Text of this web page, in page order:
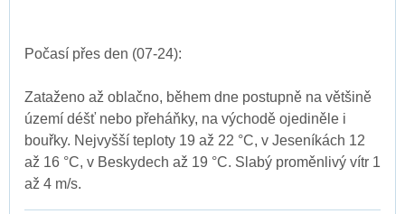
Počasí přes den (07-24):
Zataženo až oblačno, během dne postupně na většině
území déšť nebo přeháňky, na východě ojediněle i
bouřky. Nejvyšší teploty 19 až 22 °C, v Jeseníkách 12
až 16 °C, v Beskydech až 19 °C. Slabý proměnlivý vítr 1
až 4 m/s.